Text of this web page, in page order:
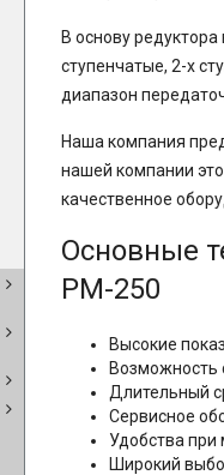
В основу
ступенчатые, 2-х
диапазон
Наша компания
нашей компании
качественное
Основные
РМ-250
Высокие
Возможность
Длительный
Сервисное
Удобства при
Широкий